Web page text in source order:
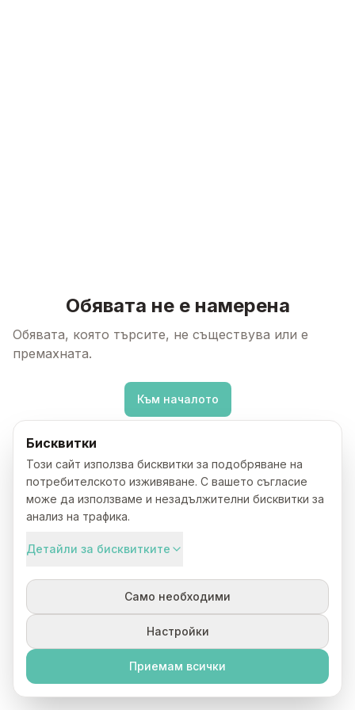
Обявата не е намерена
Обявата, която търсите, не съществува или е
премахната.
Към началото
Бисквитки
Този сайт използва бисквитки за подобряване на
потребителското изживяване. С вашето съгласие
може да използваме и незадължителни бисквитки за
анализ на трафика.
Детайли за бисквитките
Само необходими
Настройки
Приемам всички